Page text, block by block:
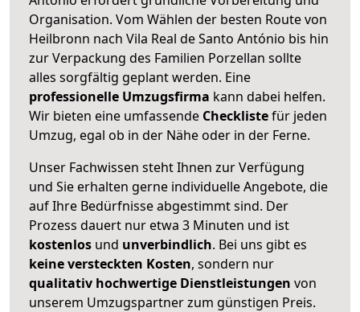
Organisation. Vom Wählen der besten Route von
Heilbronn nach Vila Real de Santo António bis hin
zur Verpackung des Familien Porzellan sollte
alles sorgfältig geplant werden. Eine
professionelle Umzugsfirma kann dabei helfen.
Wir bieten eine umfassende Checklistefür jeden
Umzug, egal ob in der Nähe oder in der Ferne.
Unser Fachwissen steht Ihnen zur Verfügung
und Sie erhalten gerne individuelle Angebote, die
auf Ihre Bedürfnisse abgestimmt sind. Der
Prozess dauert nur etwa 3 Minuten und ist
kostenlos und unverbindlich. Bei uns gibt es
keine versteckten Kosten, sondern nur
qualitativ hochwertige Dienstleistungen von
unserem Umzugspartner zum günstigen Preis.